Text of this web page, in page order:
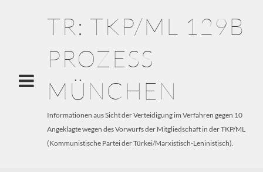
TR: TKP/ML 129B
PROZESS
MÜNCHEN
Informationen aus Sicht der Verteidigung im Verfahren gegen 10
Angeklagte wegen des Vorwurfs der Mitgliedschaft in der TKP/ML
(Kommunistische Partei der Türkei/Marxistisch-Leninistisch).